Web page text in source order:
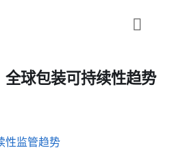
全球包装可持续性趋势